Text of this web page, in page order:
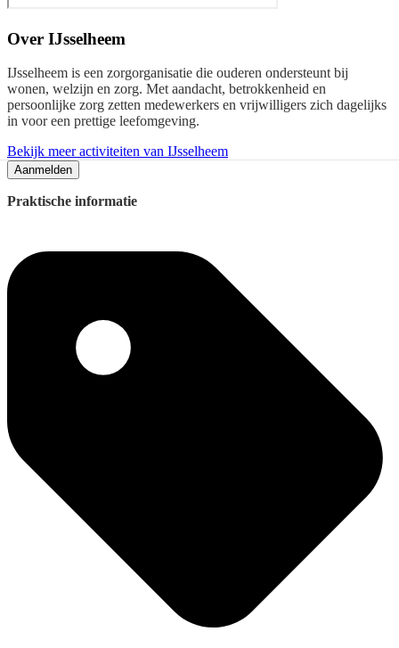
Over IJsselheem
IJsselheem is een zorgorganisatie die ouderen ondersteunt bij
wonen, welzijn en zorg. Met aandacht, betrokkenheid en
persoonlijke zorg zetten medewerkers en vrijwilligers zich dagelijks
in voor een prettige leefomgeving.
Bekijk meer activiteiten van IJsselheem
Aanmelden
Praktische informatie